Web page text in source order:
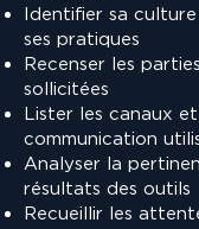
Identifier sa culture
ses pratiques
Recenser les
sollicitées
Lister les canaux
communication
Analyser la
résultats des outils
Recueillir les